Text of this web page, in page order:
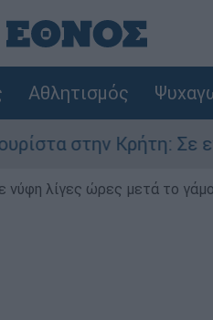
Αθλητισμός
Σε ενήλικη η
λίγες ώρες μετά το γάμο